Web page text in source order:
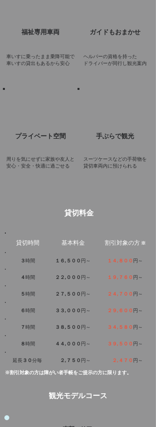
福祉専用車両
車いすに乗ったまま乗降可能で
​車いすの貸出もあるから安心
ガイドもおまかせ
ヘルパーの資格を持った
​ドライバーが同行し観光案内
プライベート空間
周りを気にせずに家族や友人と
安心・安全・快適に過ごせる
手ぶらで観光
スーツケースなどの手荷物を
​貸切車両内に預けられる
貸切料金
貸切時間 基本料金 割引対象の方 ※
３時間 １６,５００ 円～ １４,８００ 円～
４時間 ２２,０００ 円～ １９,７６０ 円～
５時間 ２７,５００ 円～ ２４,７００ 円～
６時間 ３３,０００ 円～ ２９,６００ 円～
７時間 ３８,５００ 円～ ３４,５８０ 円～
８時間 ４４,０００ 円～ ３９,５００ 円～
延長３０分毎 ２,７５０ 円～ ２,４７０ 円～
※割引対象の方は障がい者手帳をご提示の方に限ります。
​観光モデルコース